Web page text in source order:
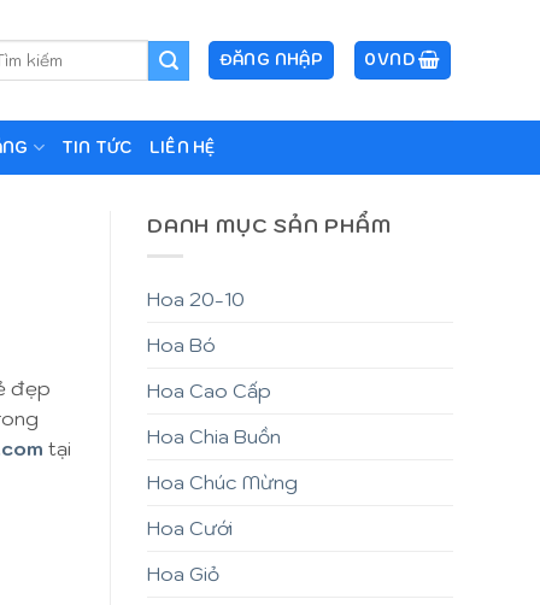
ĐĂNG NHẬP 0VND
TIN TỨC LIÊN HỆ
đẹp
tại
DANH MỤC SẢN PHẨM
Hoa 20-10
Hoa Bó
Hoa Cao Cấp
Hoa Chia Buồn
Hoa Chúc Mừng
Hoa Cưới
Hoa Giỏ